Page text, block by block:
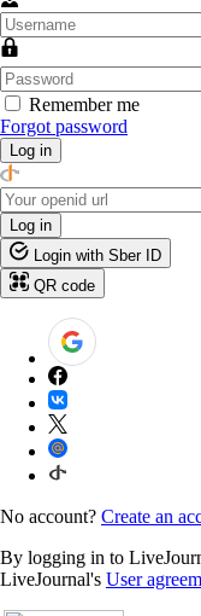
Remember me
Forgot password
Log in
Log in
Login with Sber ID
QR code
No account? Create an
By logging in to
LiveJournal's User